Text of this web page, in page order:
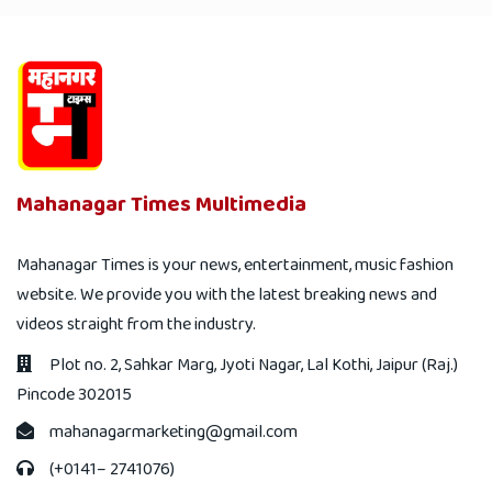
Mahanagar Times Multimedia
Mahanagar Times is your news, entertainment, music fashion
website. We provide you with the latest breaking news and
videos straight from the industry.
Plot no. 2, Sahkar Marg, Jyoti Nagar, Lal Kothi, Jaipur (Raj.)
Pincode 302015
mahanagarmarketing@gmail.com
(+0141– 2741076)